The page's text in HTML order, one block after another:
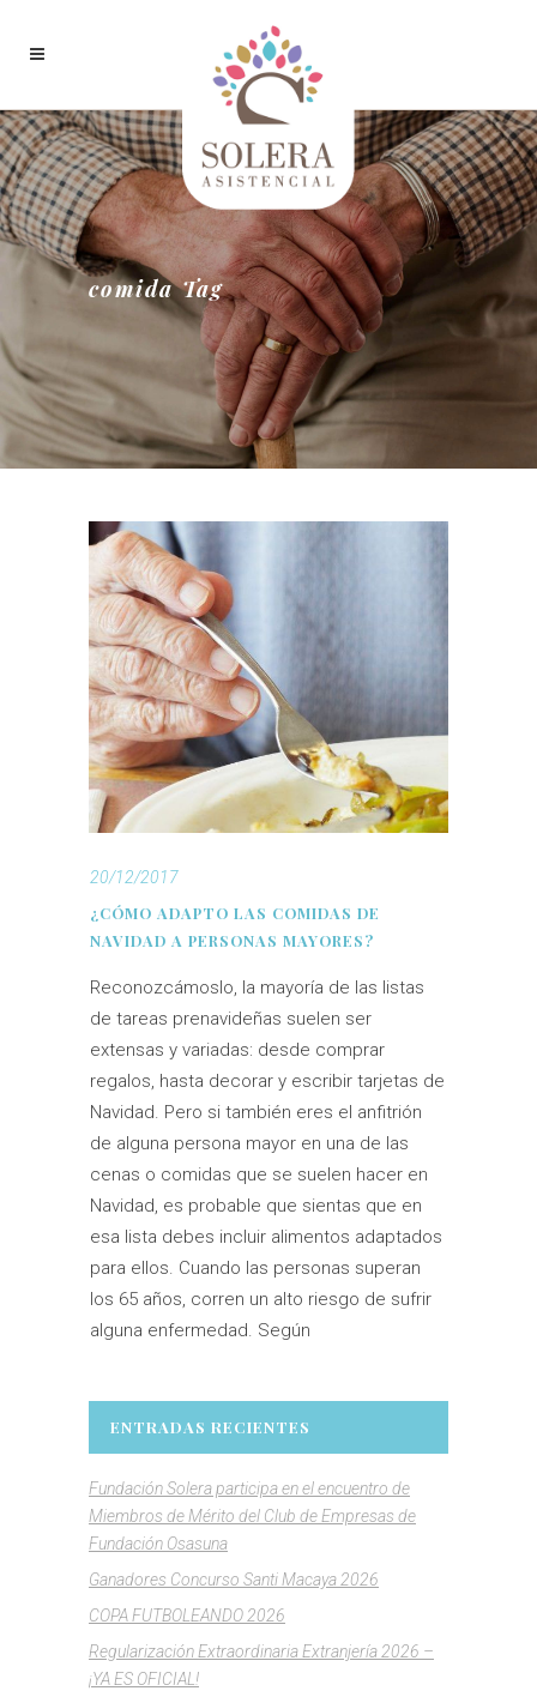
comida Tag
20/12/2017
¿CÓMO ADAPTO LAS COMIDAS DE
NAVIDAD A PERSONAS MAYORES?
Reconozcámoslo, la mayoría de las listas
de tareas prenavideñas suelen ser
extensas y variadas: desde comprar
regalos, hasta decorar y escribir tarjetas de
Navidad. Pero si también eres el anfitrión
de alguna persona mayor en una de las
cenas o comidas que se suelen hacer en
Navidad, es probable que sientas que en
esa lista debes incluir alimentos adaptados
para ellos. Cuando las personas superan
los 65 años, corren un alto riesgo de sufrir
alguna enfermedad. Según
ENTRADAS RECIENTES
Fundación Solera participa en el encuentro de
Miembros de Mérito del Club de Empresas de
Fundación Osasuna
Ganadores Concurso Santi Macaya 2026
COPA FUTBOLEANDO 2026
Regularización Extraordinaria Extranjería 2026 –
¡YA ES OFICIAL!